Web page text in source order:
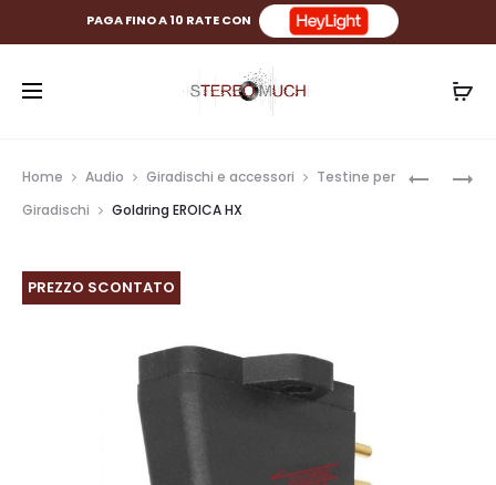
PAGA FINO A 10 RATE CON
Home Audio Giradischi e accessori
Testine per
Giradischi
Goldring EROICA HX
PREZZO SCONTATO